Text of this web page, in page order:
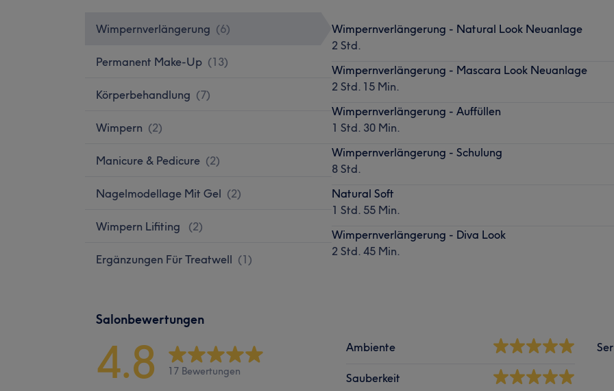
Wimpernverlängerung (6)
Permanent Make-Up (13)
Körperbehandlung (7)
Wimpern (2)
Manicure & Pedicure (2)
Nagelmodellage Mit Gel (2)
Wimpern Lifiting (2)
Ergänzungen Für Treatwell (1)
Wimpernverlängerung - Natural Look Neuanlage
2 Std.
Wimpernverlängerung - Mascara Look Neuanlage
2 Std. 15 Min.
Wimpernverlängerung - Auffüllen
1 Std. 30 Min.
Wimpernverlängerung - Schulung
8 Std.
Natural Soft
1 Std. 55 Min.
Wimpernverlängerung - Diva Look
2 Std. 45 Min.
Salonbewertungen
4.8 17 Bewertungen
Ambiente
Sauberkeit